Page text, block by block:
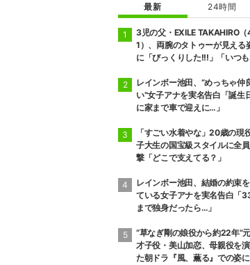
最新 24時間
3児の父・EXILE TAKAHIRO（
1）、両腕のタトゥーが見える
に「びっくりした!!!」「いつも
の反響
レインボー池田、“めっちゃ仲
い”女子アナを実名告白「誕生
に家まで車で迎えに…」
「すごい水着やな」20歳の現
子大生の国宝級スタイルに全
撃「どこで支えてる？」
レインボー池田、結婚の約束
ている女子アナを実名告白「
まで独身だったら…」
“草なぎ剛の娘役から約22年”
才子役・美山加恋、母親役を
た朝ドラ『風、薫る』での姿に